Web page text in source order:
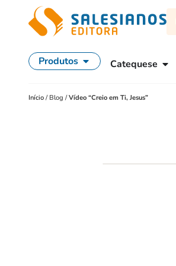
Produtos Catequese
Início / Blog /Vídeo “Creio em Ti, Jesus”